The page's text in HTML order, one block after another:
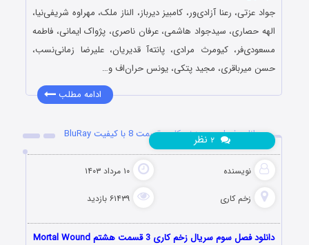
جواد عزتی، رعنا آزادی‌ور، کامبیز دیرباز، الناز ملک، مهراوه شریفی‌نیا،
الهه حصاری، سیدجواد هاشمی، عرفان ناصری، پژواک ایمانی، فاطمه
مسعودی‌فر، کیومرث مرادی، پانته‌آ قدیریان، علیرضا زمانی‌نسب،
حسن میرباقری، مجید پتکی، یونس حران‌اف و…
ادامه مطلب
دانلود فصل سوم زخم کاری قسمت 8 با کیفیت BluRay
نویسنده ۱۰ مرداد ۱۴۰۳
زخم کاری ۶۱۴۳۹ بازدید
۲ نظر
دانلود فصل سوم سریال زخم کاری 3 قسمت هشتم Mortal Wound